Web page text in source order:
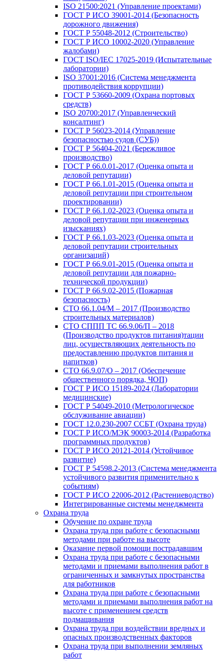
ISO 21500:2021 (Управление проектами)
ГОСТ Р ИСО 39001-2014 (Безопасность
дорожного движения)
ГОСТ Р 55048-2012 (Строительство)
ГОСТ Р ИСО 10002-2020 (Управление
жалобами)
ГОСТ ISO/IEC 17025-2019 (Испытательные
лаборатории)
ISO 37001:2016 (Система менеджмента
противодействия коррупции)
ГОСТ Р 53660-2009 (Охрана портовых
средств)
ISO 20700:2017 (Управленческий
консалтинг)
ГОСТ Р 56023-2014 (Управление
безопасностью судов (СУБ))
ГОСТ Р 56404-2021 (Бережливое
производство)
ГОСТ Р 66.0.01-2017 (Оценка опыта и
деловой репутации)
ГОСТ Р 66.1.01-2015 (Оценка опыта и
деловой репутации при строительном
проектировании)
ГОСТ Р 66.1.02-2023 (Оценка опыта и
деловой репутации при инженерных
изысканиях)
ГОСТ Р 66.1.03-2023 (Оценка опыта и
деловой репутации строительных
организаций)
ГОСТ Р 66.9.01-2015 (Оценка опыта и
деловой репутации для пожарно-
технической продукции)
ГОСТ Р 66.9.02-2015 (Пожарная
безопасность)
СТО 66.1.04/М – 2017 (Производство
строительных материалов)
СТО СППП ТС 66.9.06/П – 2018
(Производство продуктов питания)тации
лиц, осуществляющих деятельность по
предоставлению продуктов питания и
напитков)
СТО 66.9.07/О – 2017 (Обеспечение
общественного порядка, ЧОП)
ГОСТ Р ИСО 15189-2024 (Лаборатории
медицинские)
ГОСТ Р 54049-2010 (Метрологическое
обслуживание авиации)
ГОСТ 12.0.230-2007 ССБТ (Охрана труда)
ГОСТ Р ИСО/МЭК 90003-2014 (Разработка
программных продуктов)
ГОСТ Р ИСО 20121-2014 (Устойчивое
развитие)
ГОСТ Р 54598.2-2013 (Система менеджмента
устойчивого развития применительно к
событиям)
ГОСТ Р ИСО 22006-2012 (Растениеводство)
Интегрированные системы менеджмента
Охрана труда
Обучение по охране труда
Охрана труда при работе с безопасными
методами при работе на высоте
Оказание первой помощи пострадавшим
Охрана труда при работе с безопасными
методами и приемами выполнения работ в
ограниченных и замкнутых пространства
для работников
Охрана труда при работе с безопасными
методами и приемами выполнения работ на
высоте с применением средств
подмащивания
Охрана труда при воздействии вредных и
опасных производственных факторов
Охрана труда при выполнении земляных
работ